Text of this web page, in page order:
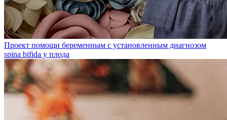
Проект помощи беременным с установленным диагнозом
spina bifida у плода